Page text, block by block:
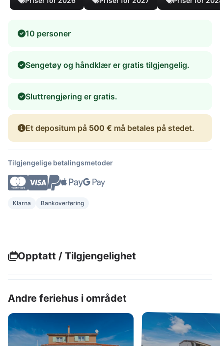
10 personer
Sengetøy og håndklær er gratis tilgjengelig.
Sluttrengjøring er gratis.
Et depositum på 500 € må betales på stedet.
Tilgjengelige betalingsmetoder
Klarna Bankoverføring
Opptatt / Tilgjengelighet
Andre feriehus i området